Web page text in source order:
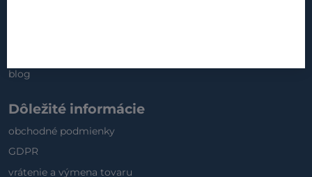
blog
Dôležité informácie
obchodné podmienky
GDPR
vrátenie a výmena tovaru